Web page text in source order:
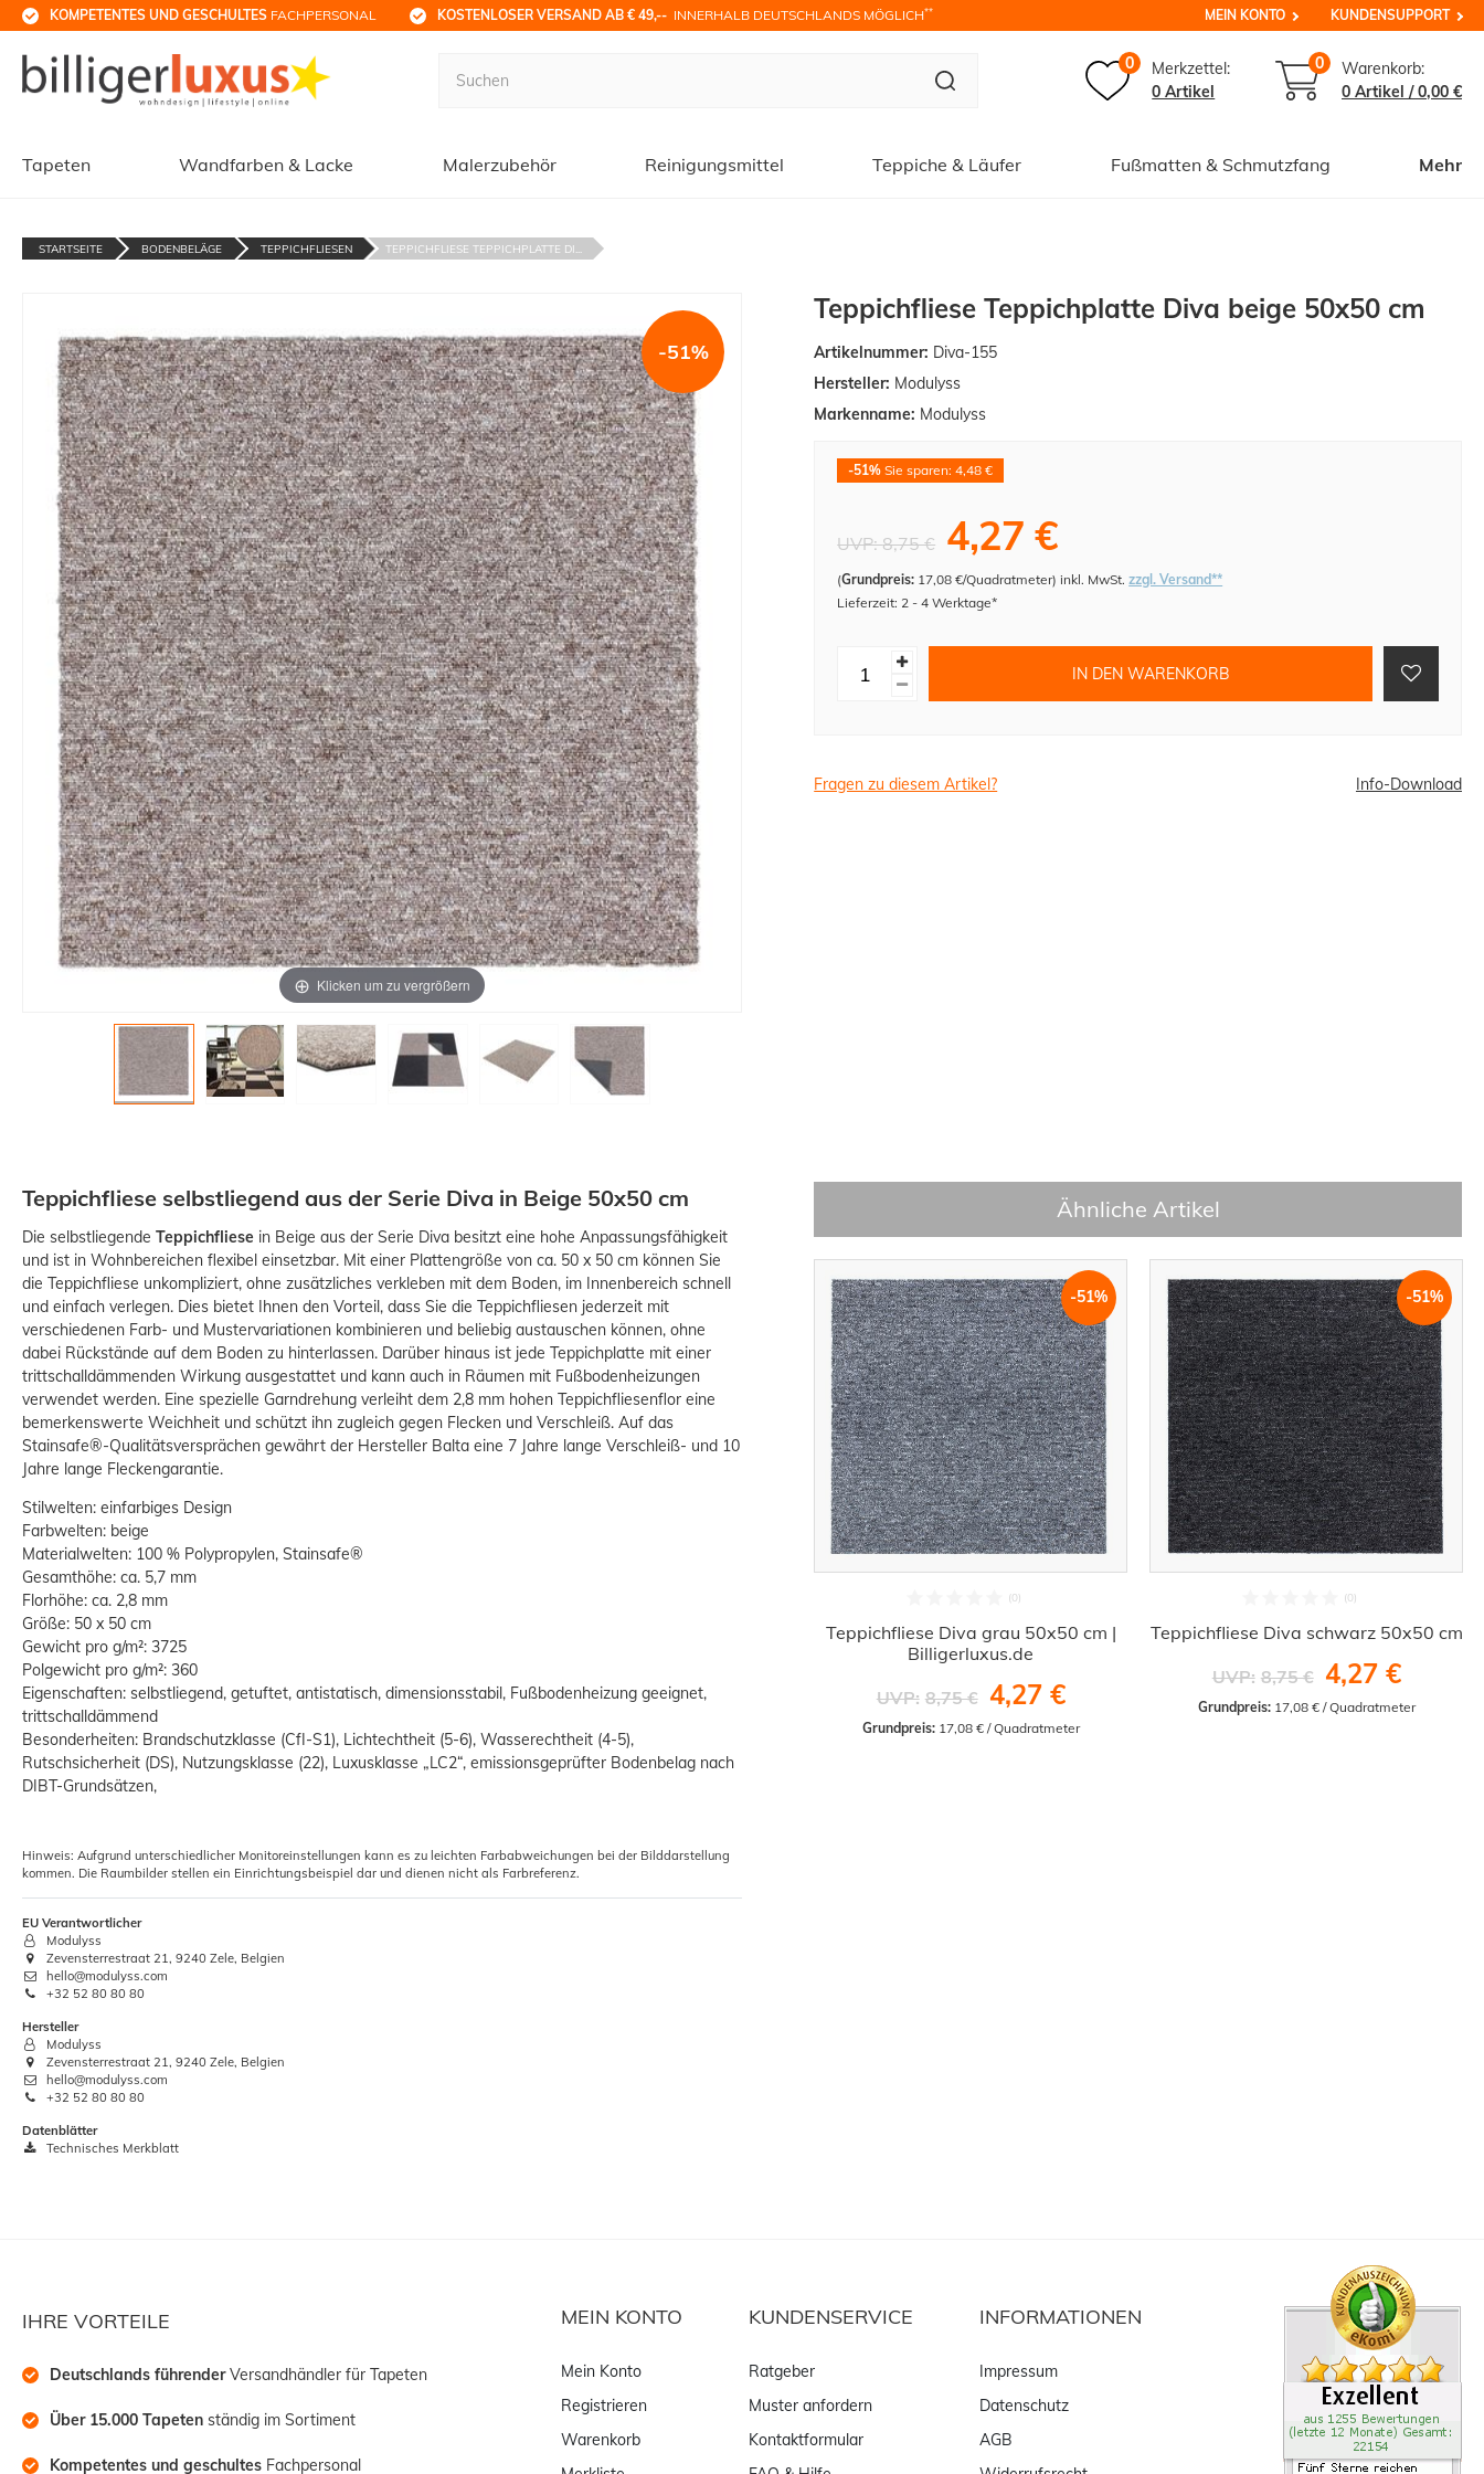
KOMPETENTES UND GESCHULTES FACHPERSONAL KOSTENLOSER VERSAND AB € 49,-- INNERHALB DEUTSCHLANDS MÖGLICH** MEIN KONTO KUNDENSUPPORT
0
Merkzettel:
0 Artikel
0
Warenkorb:
0 Artikel /0,00 €
Tapeten Wandfarben & Lacke Malerzubehör Reinigungsmittel Teppiche & Läufer Fußmatten & Schmutzfang Mehr
STARTSEITE BODENBELÄGE TEPPICHFLIESEN TEPPICHFLIESE TEPPICHPLATTE DI...
Klicken um zu vergrößern
-51%
Teppichfliese Teppichplatte Diva beige 50x50 cm
Artikelnummer: Diva-155
Hersteller: Modulyss
Markenname: Modulyss
-51% Sie sparen: 4,48 €
UVP:8,75 € 4,27 €
(Grundpreis: 17,08 €/Quadratmeter)inkl. MwSt.zzgl. Versand**
Lieferzeit: 2 - 4 Werktage*
IN DEN WARENKORB
Fragen zu diesem Artikel? Info-Download
Teppichfliese selbstliegend aus der Serie Diva in Beige 50x50 cm
Die selbstliegende Teppichfliese in Beige aus der Serie Diva besitzt eine hohe Anpassungsfähigkeit
und ist in Wohnbereichen flexibel einsetzbar. Mit einer Plattengröße von ca. 50 x 50 cm können Sie
die Teppichfliese unkompliziert, ohne zusätzliches verkleben mit dem Boden, im Innenbereich schnell
und einfach verlegen. Dies bietet Ihnen den Vorteil, dass Sie die Teppichfliesen jederzeit mit
verschiedenen Farb- und Mustervariationen kombinieren und beliebig austauschen können, ohne
dabei Rückstände auf dem Boden zu hinterlassen. Darüber hinaus ist jede Teppichplatte mit einer
trittschalldämmenden Wirkung ausgestattet und kann auch in Räumen mit Fußbodenheizungen
verwendet werden. Eine spezielle Garndrehung verleiht dem 2,8 mm hohen Teppichfliesenflor eine
bemerkenswerte Weichheit und schützt ihn zugleich gegen Flecken und Verschleiß. Auf das
Stainsafe®-Qualitätsversprächen gewährt der Hersteller Balta eine 7 Jahre lange Verschleiß- und 10
Jahre lange Fleckengarantie.
Stilwelten: einfarbiges Design
Farbwelten: beige
Materialwelten: 100 % Polypropylen, Stainsafe®
Gesamthöhe: ca. 5,7 mm
Florhöhe: ca. 2,8 mm
Größe: 50 x 50 cm
Gewicht pro g/m²: 3725
Polgewicht pro g/m²: 360
Eigenschaften: selbstliegend, getuftet, antistatisch, dimensionsstabil, Fußbodenheizung geeignet,
trittschalldämmend
Besonderheiten: Brandschutzklasse (CfI-S1), Lichtechtheit (5-6), Wasserechtheit (4-5),
Rutschsicherheit (DS), Nutzungsklasse (22), Luxusklasse „LC2“, emissionsgeprüfter Bodenbelag nach
DIBT-Grundsätzen,
Hinweis: Aufgrund unterschiedlicher Monitoreinstellungen kann es zu leichten Farbabweichungen bei der Bilddarstellung
kommen. Die Raumbilder stellen ein Einrichtungsbeispiel dar und dienen nicht als Farbreferenz.
EU Verantwortlicher
Modulyss
Zevensterrestraat 21, 9240 Zele, Belgien
hello@modulyss.com
+32 52 80 80 80
Hersteller
Modulyss
Zevensterrestraat 21, 9240 Zele, Belgien
hello@modulyss.com
+32 52 80 80 80
Datenblätter
Technisches Merkblatt
Ähnliche Artikel
-51%
Teppichfliese Diva grau 50x50 cm |
Billigerluxus.de
UVP: 8,75 € 4,27 €
Grundpreis: 17,08 € / Quadratmeter
-51%
Teppichfliese Diva schwarz 50x50 cm
UVP: 8,75 € 4,27 €
Grundpreis: 17,08 € / Quadratmeter
IHRE VORTEILE
Deutschlands führender Versandhändler für Tapeten
Über 15.000 Tapeten ständig im Sortiment
Kompetentes und geschultes Fachpersonal
MEIN KONTO
Mein Konto
Registrieren
Warenkorb
KUNDENSERVICE
Ratgeber
Muster anfordern
Kontaktformular
INFORMATIONEN
Impressum
Datenschutz
AGB